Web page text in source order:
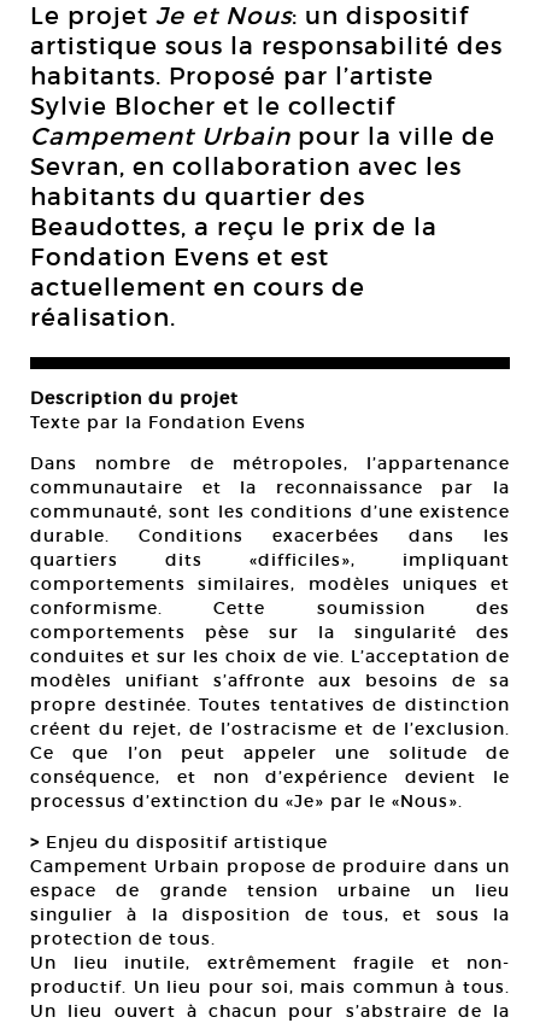
Le projet Je et Nous: un dispositif
artistique sous la responsabilité des
habitants. Proposé par l’artiste
Sylvie Blocher et le collectif
Campement Urbain pour la ville de
Sevran, en collaboration avec les
habitants du quartier des
Beaudottes, a reçu le prix de la
Fondation Evens et est
actuellement en cours de
réalisation.
Description du projet
Texte par la Fondation Evens
Dans nombre de métropoles, l’appartenance
communautaire et la reconnaissance par la
communauté, sont les conditions d’une existence
durable. Conditions exacerbées dans les
quartiers dits «difficiles», impliquant
comportements similaires, modèles uniques et
conformisme. Cette soumission des
comportements pèse sur la singularité des
conduites et sur les choix de vie. L’acceptation de
modèles unifiant s’affronte aux besoins de sa
propre destinée. Toutes tentatives de distinction
créent du rejet, de l’ostracisme et de l’exclusion.
Ce que l’on peut appeler une solitude de
conséquence, et non d’expérience devient le
processus d’extinction du «Je» par le «Nous».
> Enjeu du dispositif artistique
Campement Urbain propose de produire dans un
espace de grande tension urbaine un lieu
singulier à la disposition de tous, et sous la
protection de tous.
Un lieu inutile, extrêmement fragile et non-
productif. Un lieu pour soi, mais commun à tous.
Un lieu ouvert à chacun pour s’abstraire de la